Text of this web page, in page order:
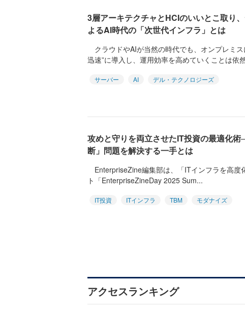
3層アーキテクチャとHCIのいいとこ取り
よるAI時代の「次世代インフラ」とは
クラウドやAIが当然の時代でも、オンプレミ
迅速”に導入し、運用効率を高めていくことは依
サーバー AI
デル・テクノロジーズ
攻めと守りを両立させたIT投資の最適化
断」問題を解決する一手とは
EnterpriseZine編集部は、「ITインフラを高度
ト「EnterpriseZineDay 2025 Sum...
IT投資 ITインフラ TBM
モダナイズ
アクセスランキング